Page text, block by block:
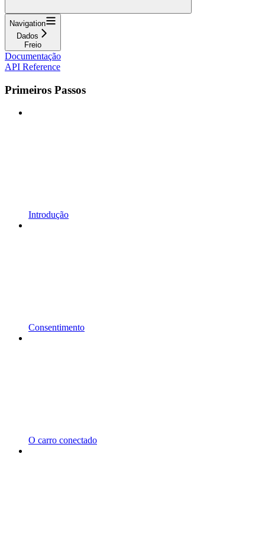
Navigation
Dados
Freio
Documentação
API Reference
Primeiros Passos
Introdução
Consentimento
O carro conectado